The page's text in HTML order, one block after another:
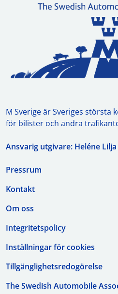
M Sverige är Sveriges största
för bilister och andra
Ansvarig utgivare: Heléne Lilja
Pressrum
Kontakt
Om oss
Integritetspolicy
Inställningar för cookies
Tillgänglighetsredogörelse
The Swedish Automobile